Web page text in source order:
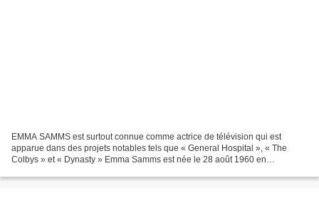
EMMA SAMMS est surtout connue comme actrice de télévision qui est
apparue dans des projets notables tels que « General Hospital », « The
Colbys » et « Dynasty » Emma Samms est née le 28 août 1960 en